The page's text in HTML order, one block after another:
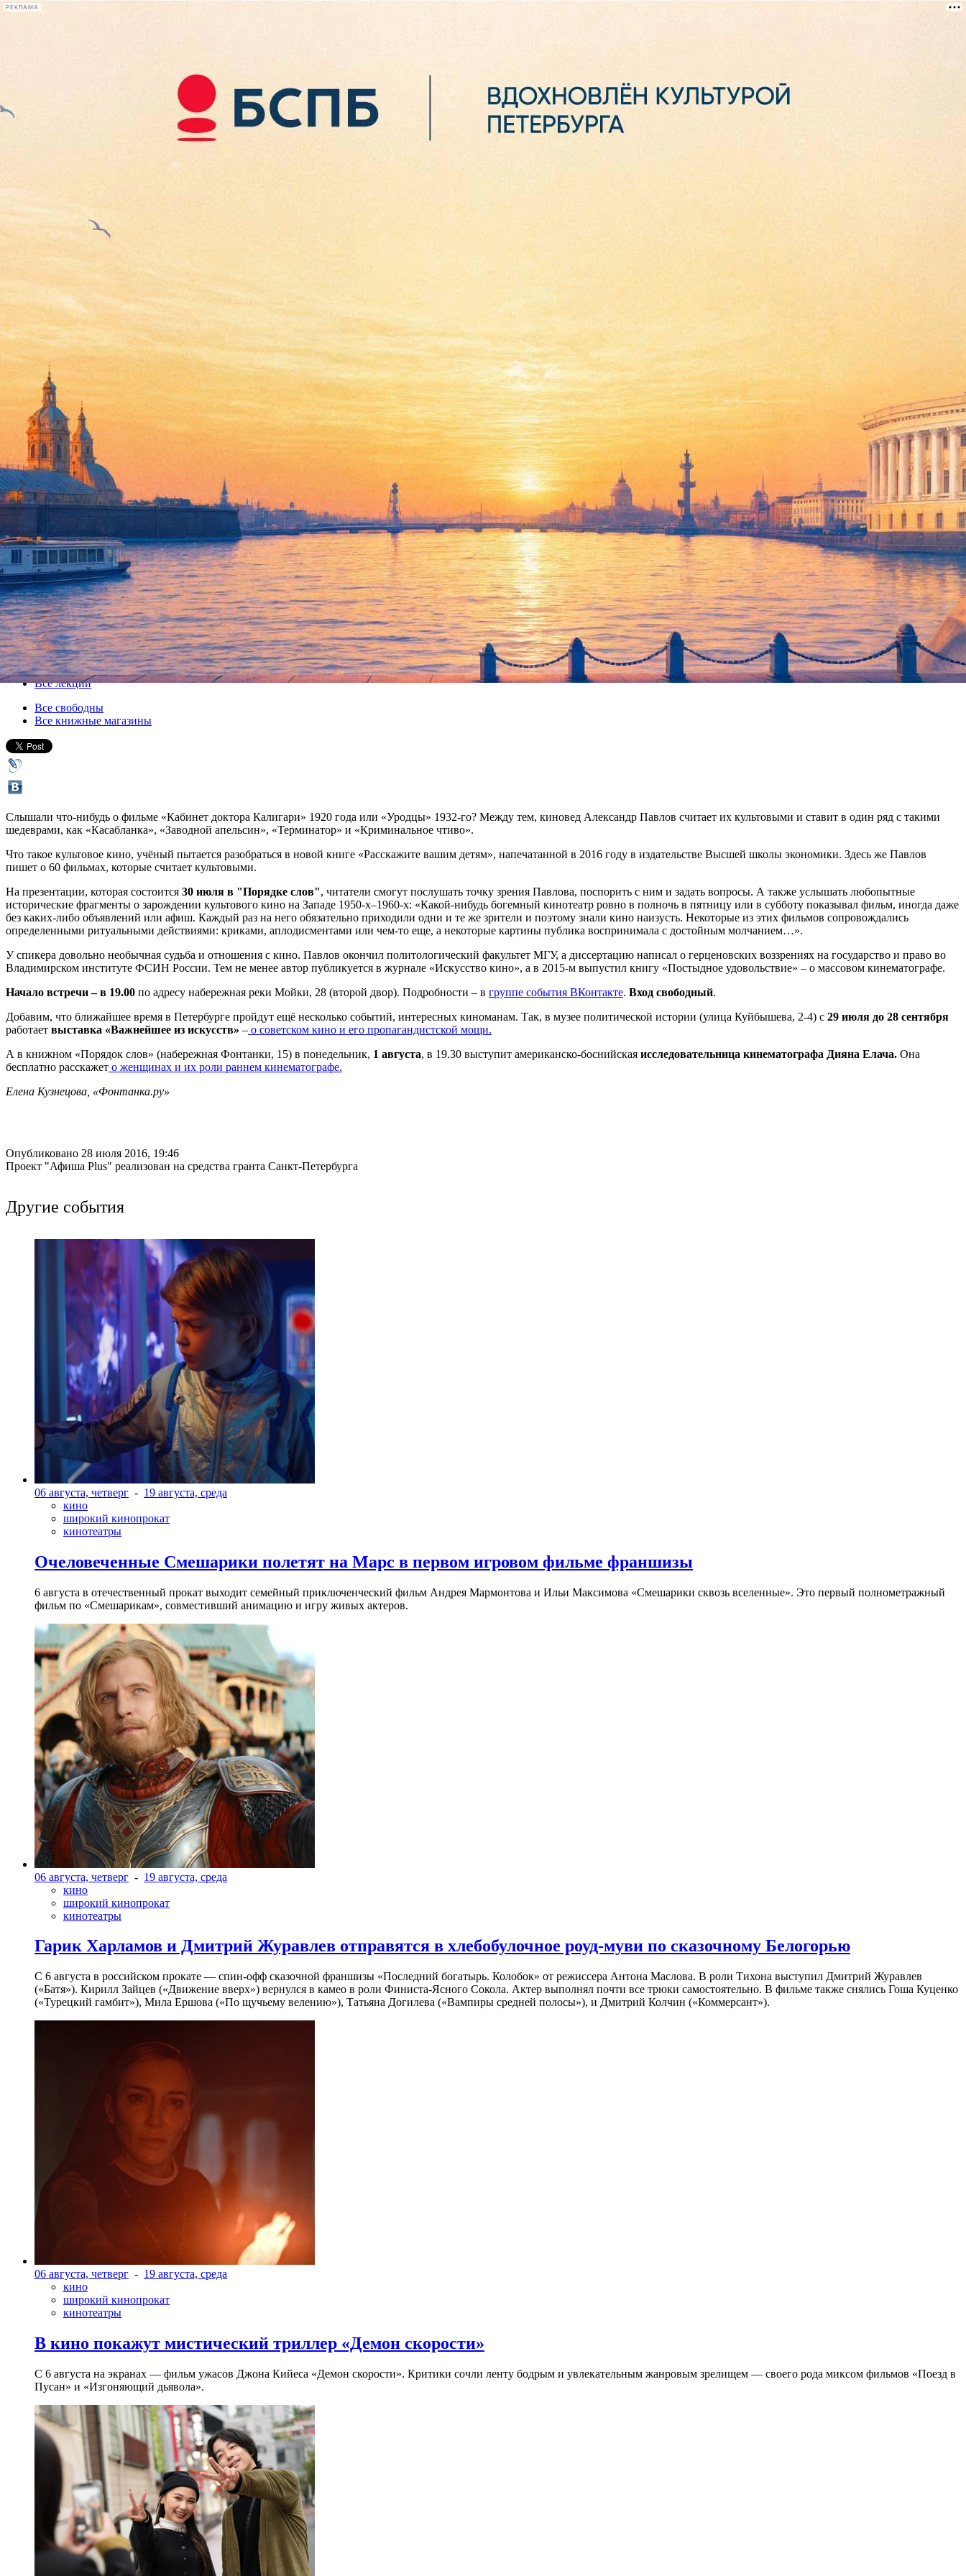
РЕКЛАМА
лекции
книги
В независимом книжном расскажут о культовом кино
30 июля 2016, суббота,19.00
Версия для печати
Все кино
Все лекции
Все свободны
Все книжные магазины
Слышали что-нибудь о фильме «Кабинет доктора Калигари» 1920 года или «Уродцы» 1932-го? Между тем, киновед Александр Павлов считает их культовыми и ставит в один ряд с такими
шедеврами, как «Касабланка», «Заводной апельсин», «Терминатор» и «Криминальное чтиво».
Что такое культовое кино, учёный пытается разобраться в новой книге «Расскажите вашим детям», напечатанной в 2016 году в издательстве Высшей школы экономики. Здесь же Павлов
пишет о 60 фильмах, которые считает культовыми.
На презентации, которая состоится 30 июля в "Порядке слов", читатели смогут послушать точку зрения Павлова, поспорить с ним и задать вопросы. А также услышать любопытные
исторические фрагменты о зарождении культового кино на Западе 1950-х–1960-х: «Какой-нибудь богемный кинотеатр ровно в полночь в пятницу или в субботу показывал фильм, иногда даже
без каких-либо объявлений или афиш. Каждый раз на него обязательно приходили одни и те же зрители и поэтому знали кино наизусть. Некоторые из этих фильмов сопровождались
определенными ритуальными действиями: криками, аплодисментами или чем-то еще, а некоторые картины публика воспринимала с достойным молчанием…».
У спикера довольно необычная судьба и отношения с кино. Павлов окончил политологический факультет МГУ, а диссертацию написал о герценовских воззрениях на государство и право во
Владимирском институте ФСИН России. Тем не менее автор публикуется в журнале «Искусство кино», а в 2015-м выпустил книгу «Постыдное удовольствие» – о массовом кинематографе.
Начало встречи – в 19.00 по адресу набережная реки Мойки, 28 (второй двор). Подробности – в группе события ВКонтакте. Вход свободный.
Добавим, что ближайшее время в Петербурге пройдут ещё несколько событий, интересных киноманам. Так, в музее политической истории (улица Куйбышева, 2-4) с 29 июля до 28 сентября
работает выставка «Важнейшее из искусств» – о советском кино и его пропагандистской мощи.
А в книжном «Порядок слов» (набережная Фонтанки, 15) в понедельник, 1 августа, в 19.30 выступит американско-боснийская исследовательница кинематографа Дияна Елача. Она
бесплатно расскажет о женщинах и их роли раннем кинематографе.
Елена Кузнецова, «Фонтанка.ру»
Опубликовано 28 июля 2016, 19:46
Проект "Афиша Plus" реализован на средства гранта Санкт-Петербурга
Другие события
06 августа, четверг - 19 августа, среда
кино
широкий кинопрокат
кинотеатры
Очеловеченные Смешарики полетят на Марс в первом игровом фильме франшизы
6 августа в отечественный прокат выходит семейный приключенческий фильм Андрея Мармонтова и Ильи Максимова «Смешарики сквозь вселенные». Это первый полнометражный
фильм по «Смешарикам», совместивший анимацию и игру живых актеров.
06 августа, четверг - 19 августа, среда
кино
широкий кинопрокат
кинотеатры
Гарик Харламов и Дмитрий Журавлев отправятся в хлебобулочное роуд-муви по сказочному Белогорью
С 6 августа в российском прокате — спин-офф сказочной франшизы «Последний богатырь. Колобок» от режиссера Антона Маслова. В роли Тихона выступил Дмитрий Журавлев
(«Батя»). Кирилл Зайцев («Движение вверх») вернулся в камео в роли Финиста-Ясного Сокола. Актер выполнял почти все трюки самостоятельно. В фильме также снялись Гоша Куценко
(«Турецкий гамбит»), Мила Ершова («По щучьему велению»), Татьяна Догилева («Вампиры средней полосы»), и Дмитрий Колчин («Коммерсант»).
06 августа, четверг - 19 августа, среда
кино
широкий кинопрокат
кинотеатры
В кино покажут мистический триллер «Демон скорости»
С 6 августа на экранах — фильм ужасов Джона Кийеса «Демон скорости». Критики сочли ленту бодрым и увлекательным жанровым зрелищeм — своего рода миксом фильмов «Поезд в
Пусан» и «Изгоняющий дьявола».